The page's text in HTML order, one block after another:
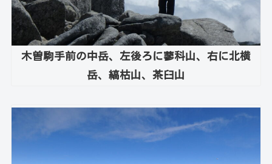
木曽駒手前の中岳、左後ろに蓼科山、右に北横
岳、縞枯山、茶臼山